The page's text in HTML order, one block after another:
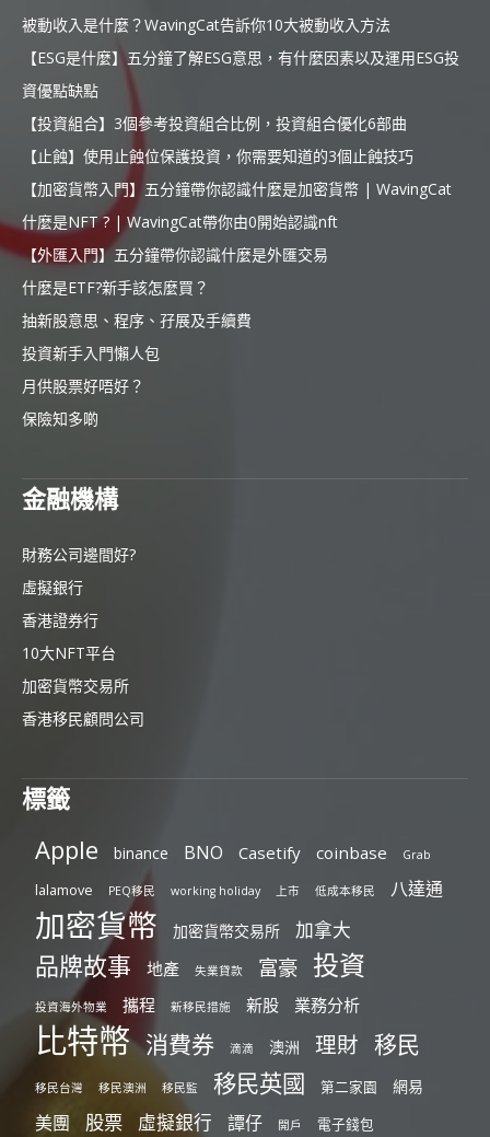
被動收入是什麼？WavingCat告訴你10大被動收入方法
【ESG是什麼】五分鐘了解ESG意思，有什麼因素以及運用ESG投
資優點缺點
【投資組合】3個參考投資組合比例，投資組合優化6部曲
【止蝕】使用止蝕位保護投資，你需要知道的3個止蝕技巧
【加密貨幣入門】五分鐘帶你認識什麼是加密貨幣 | WavingCat
什麼是NFT ? | WavingCat帶你由0開始認識nft
【外匯入門】五分鐘帶你認識什麼是外匯交易
什麼是ETF?新手該怎麼買？
抽新股意思、程序、孖展及手續費
投資新手入門懶人包
月供股票好唔好？
保險知多啲
金融機構
財務公司邊間好?
虛擬銀行
香港證券行
10大NFT平台
加密貨幣交易所
香港移民顧問公司
標籤
Apple binance BNO Casetify coinbase Grab
lalamove PEQ移民 working holiday 上市 低成本移民 八達通
加密貨幣 加密貨幣交易所 加拿大
品牌故事 地產 失業貸款 富豪 投資
投資海外物業 攜程 新移民措施 新股 業務分析
比特幣 消費券 滴滴 澳洲 理財 移民
移民台灣 移民澳洲 移民監 移民英國 第二家園 網易
美團 股票 虛擬銀行 譚仔 開戶 電子錢包